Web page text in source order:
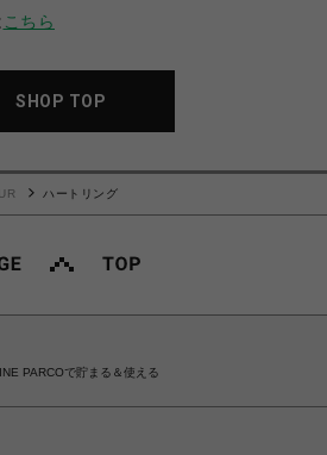
こちら
SHOP TOP
ハートリング
PARCOで貯まる＆使える